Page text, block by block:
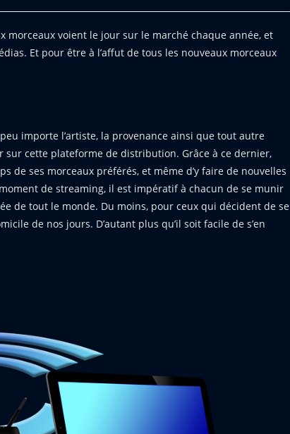
morceaux voient le jour sur le marché chaque année, et
Et pour être à l’affut de tous les nouveaux morceaux
importe l’artiste, la provenance ainsi que tout autre
cette plateforme de distribution. Grâce à ce dernier,
ses morceaux préférés, et même d’y faire de nouvelles
de streaming, il est impératif à chacun de se munir
de tout le monde. Du moins, pour ceux qui décident de se
de nos jours. D’autant plus qu’il soit facile de s’en